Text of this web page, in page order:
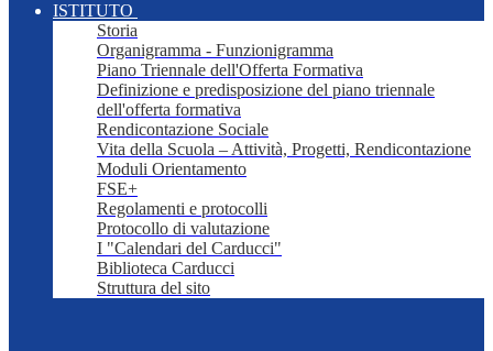
ISTITUTO
Storia
Organigramma - Funzionigramma
Piano Triennale dell'Offerta Formativa
Definizione e predisposizione del piano triennale
dell'offerta formativa
Rendicontazione Sociale
Vita della Scuola – Attività, Progetti, Rendicontazione
Moduli Orientamento
FSE+
Regolamenti e protocolli
Protocollo di valutazione
I "Calendari del Carducci"
Biblioteca Carducci
Struttura del sito